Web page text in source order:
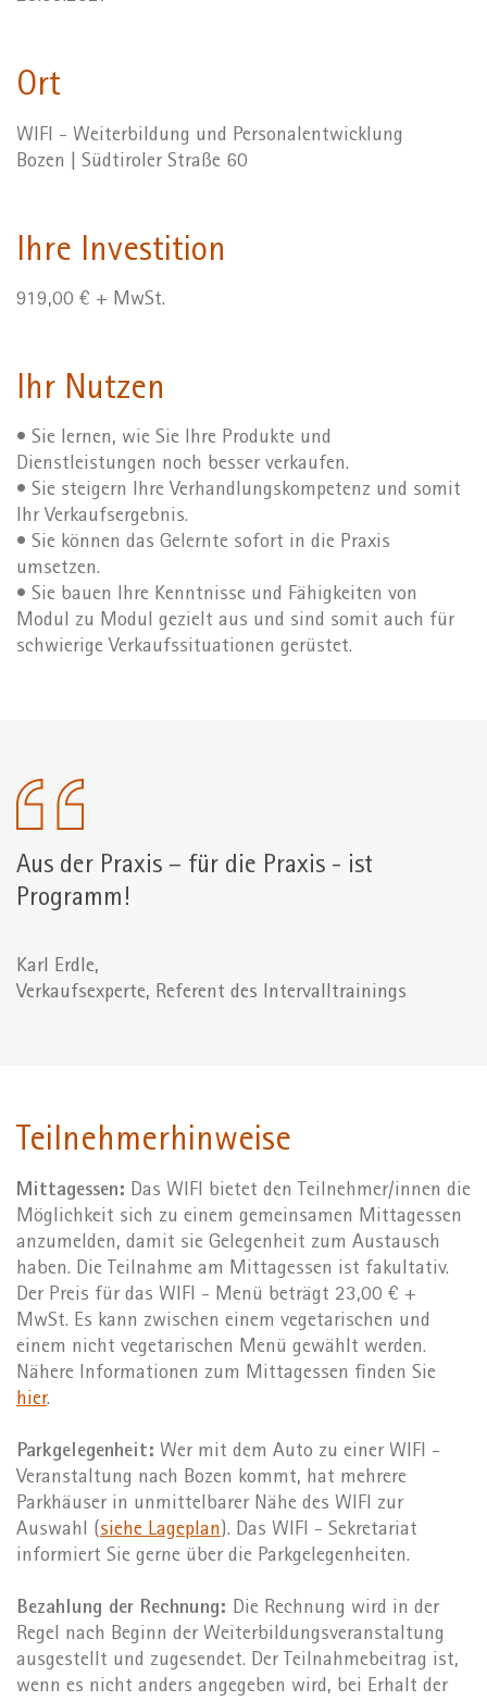
Ort
WIFI - Weiterbildung und Personalentwicklung
Bozen | Südtiroler Straße 60
Ihre Investition
919,00 € + MwSt.
Ihr Nutzen
• Sie lernen, wie Sie Ihre Produkte und
Dienstleistungen noch besser verkaufen.
• Sie steigern Ihre Verhandlungskompetenz und somit
Ihr Verkaufsergebnis.
• Sie können das Gelernte sofort in die Praxis
umsetzen.
• Sie bauen Ihre Kenntnisse und Fähigkeiten von
Modul zu Modul gezielt aus und sind somit auch für
schwierige Verkaufssituationen gerüstet.
Aus der Praxis – für die Praxis - ist
Programm!
Karl Erdle,
Verkaufsexperte, Referent des Intervalltrainings
Teilnehmerhinweise
Mittagessen: Das WIFI bietet den Teilnehmer/innen die
Möglichkeit sich zu einem gemeinsamen Mittagessen
anzumelden, damit sie Gelegenheit zum Austausch
haben. Die Teilnahme am Mittagessen ist fakultativ.
Der Preis für das WIFI - Menü beträgt 23,00 € +
MwSt. Es kann zwischen einem vegetarischen und
einem nicht vegetarischen Menü gewählt werden.
Nähere Informationen zum Mittagessen finden Sie
hier.
Parkgelegenheit: Wer mit dem Auto zu einer WIFI -
Veranstaltung nach Bozen kommt, hat mehrere
Parkhäuser in unmittelbarer Nähe des WIFI zur
Auswahl (siehe Lageplan). Das WIFI - Sekretariat
informiert Sie gerne über die Parkgelegenheiten.
Bezahlung der Rechnung: Die Rechnung wird in der
Regel nach Beginn der Weiterbildungsveranstaltung
ausgestellt und zugesendet. Der Teilnahmebeitrag ist,
wenn es nicht anders angegeben wird, bei Erhalt der